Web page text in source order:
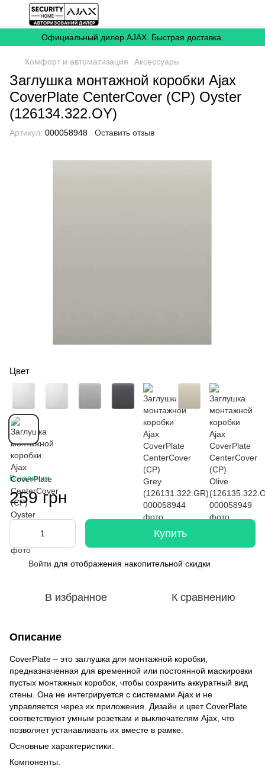
Официальный дилер AJAX. Быстрая доставка.
Комфорт и автоматизация Аксессуары
Заглушка монтажной коробки Ajax
CoverPlate CenterCover (CP) Oyster
(126134.322.OY)
Артикул: 000058948 Оставить отзыв
Цвет
В наличии
259 грн
Купить
Войти для отображения накопительной скидки
В избранное К сравнению
Описание
CoverPlate – это заглушка для монтажной коробки,
предназначенная для временной или постоянной маскировки
пустых монтажных коробок, чтобы сохранить аккуратный вид
стены. Она не интегрируется с системами Ajax и не
управляется через их приложения. Дизайн и цвет CoverPlate
соответствуют умным розеткам и выключателям Ajax, что
позволяет устанавливать их вместе в рамке.
Основные характеристики:
Компоненты: